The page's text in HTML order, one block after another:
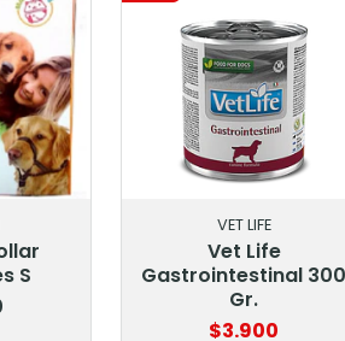
S
VET LIFE
Vet Life
Gastrointestinal 300
Gr.
$3.900